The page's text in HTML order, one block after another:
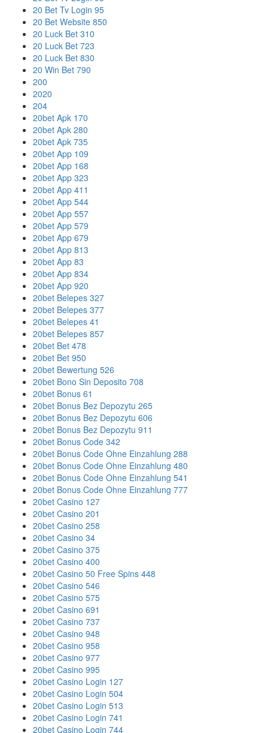
20 Bet Tv Login 95
20 Bet Website 850
20 Luck Bet 310
20 Luck Bet 723
20 Luck Bet 830
20 Win Bet 790
200
2020
204
20bet Apk 170
20bet Apk 280
20bet Apk 735
20bet App 109
20bet App 168
20bet App 323
20bet App 411
20bet App 544
20bet App 557
20bet App 579
20bet App 679
20bet App 813
20bet App 83
20bet App 834
20bet App 920
20bet Belepes 327
20bet Belepes 377
20bet Belepes 41
20bet Belepes 857
20bet Bet 478
20bet Bet 950
20bet Bewertung 526
20bet Bono Sin Deposito 708
20bet Bonus 61
20bet Bonus Bez Depozytu 265
20bet Bonus Bez Depozytu 606
20bet Bonus Bez Depozytu 911
20bet Bonus Code 342
20bet Bonus Code Ohne Einzahlung 288
20bet Bonus Code Ohne Einzahlung 480
20bet Bonus Code Ohne Einzahlung 541
20bet Bonus Code Ohne Einzahlung 777
20bet Casino 127
20bet Casino 201
20bet Casino 258
20bet Casino 34
20bet Casino 375
20bet Casino 400
20bet Casino 50 Free Spins 448
20bet Casino 546
20bet Casino 575
20bet Casino 691
20bet Casino 737
20bet Casino 948
20bet Casino 958
20bet Casino 977
20bet Casino 995
20bet Casino Login 127
20bet Casino Login 504
20bet Casino Login 513
20bet Casino Login 741
20bet Casino Login 744